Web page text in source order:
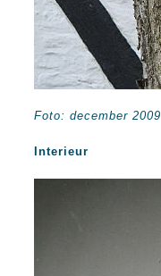
Foto: december 2009
Interieur